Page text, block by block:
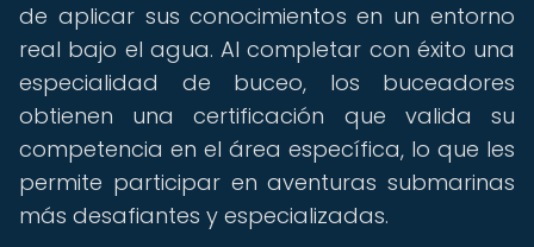
de aplicar sus conocimientos en un entorno
real bajo el agua. Al completar con éxito una
especialidad de buceo, los buceadores
obtienen una certificación que valida su
competencia en el área específica, lo que les
permite participar en aventuras submarinas
más desafiantes y especializadas.